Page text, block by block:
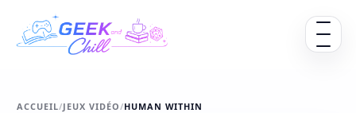
Ouvrir
ACCUEIL/JEUX VIDÉO/HUMAN WITHIN